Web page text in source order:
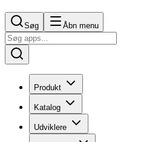
Søg Åbn menu
Produkt
Katalog
Udviklere